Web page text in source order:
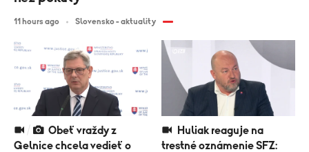
Gelnice chcela vedieť o
trestné oznámenie SFZ:
11 hours ago Slovensko - aktuality